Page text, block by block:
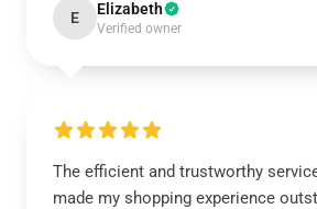
E Elizabeth
Verified owner
The efficient and trustworthy
made my shopping experience